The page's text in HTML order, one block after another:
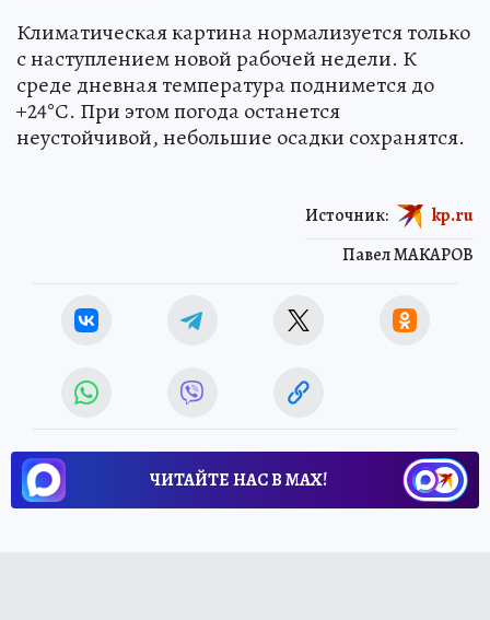
Климатическая картина нормализуется только
с наступлением новой рабочей недели. К
среде дневная температура поднимется до
+24°С. При этом погода останется
неустойчивой, небольшие осадки сохранятся.
Павел МАКАРОВ
Источник: kp.ru
ЧИТАЙТЕ НАС В МАХ!